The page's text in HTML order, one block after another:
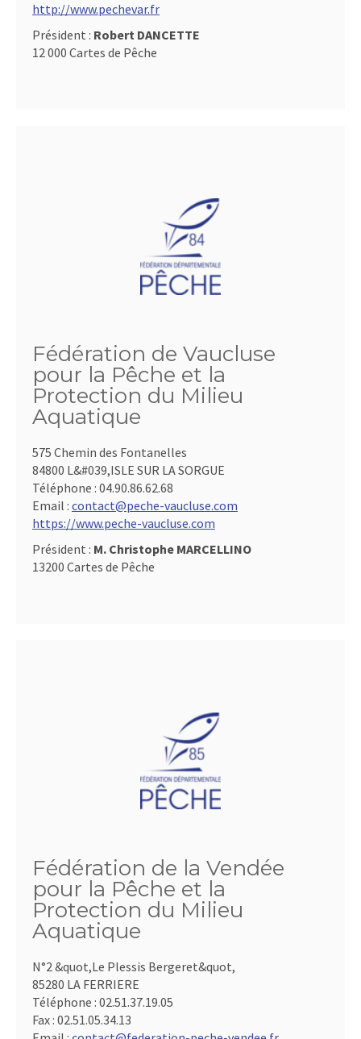
http://www.pechevar.fr
Président : Robert DANCETTE
12 000 Cartes de Pêche
Fédération de Vaucluse
pour la Pêche et la
Protection du Milieu
Aquatique
575 Chemin des Fontanelles
84800 L&#039,ISLE SUR LA SORGUE
Téléphone : 04.90.86.62.68
Email : contact@peche-vaucluse.com
https://www.peche-vaucluse.com
Président : M. Christophe MARCELLINO
13200 Cartes de Pêche
Fédération de la Vendée
pour la Pêche et la
Protection du Milieu
Aquatique
N°2 &quot,Le Plessis Bergeret&quot,
85280 LA FERRIERE
Téléphone : 02.51.37.19.05
Fax : 02.51.05.34.13